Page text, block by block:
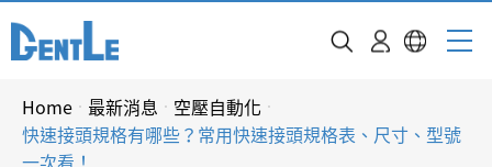
Home 最新消息
空壓自動化
快速接頭規格有哪些？常用快速接頭規格表、尺寸、型號
一次看！